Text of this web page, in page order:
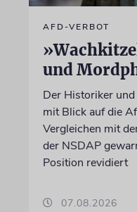
AFD-VERBOT
und
Der Historiker
mit Blick auf die
Vergleichen mit
der NSDAP
Position revidiert
07.08.2026